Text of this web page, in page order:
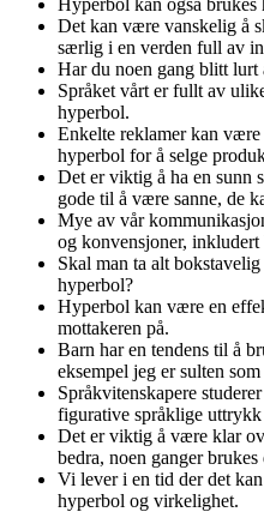
Det kan være vanskelig å
særlig i en verden full av
Har du noen gang blitt lurt
Språket vårt er fullt av
hyperbol.
Enkelte reklamer kan
hyperbol for å selge
Det er viktig å ha en sunn
gode til å være sanne, de
Mye av vår
og konvensjoner,
Skal man ta alt
hyperbol?
Hyperbol kan være en
mottakeren på.
Barn har en tendens til å
eksempel jeg er sulten
Språkvitenskapere
figurative språklige
Det er viktig å være klar
bedra, noen ganger
Vi lever i en tid der det
hyperbol og virkelighet.